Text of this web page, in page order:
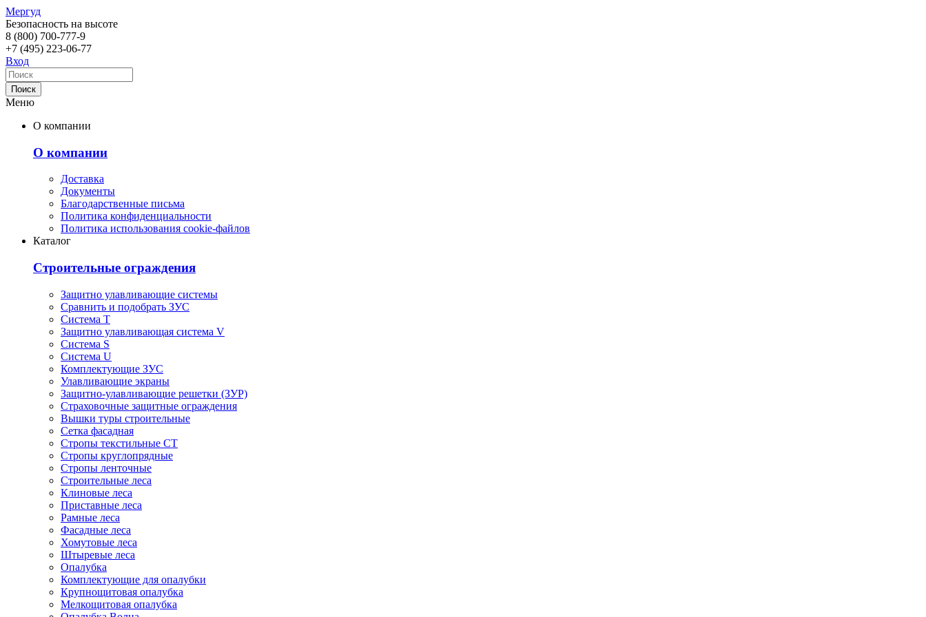
Мергуд
Безопасность на высоте
8 (800) 700-777-9
+7 (495) 223-06-77
Вход
Меню
О компании
О компании
Доставка
Документы
Благодарственные письма
Политика конфиденциальности
Политика использования cookie-файлов
Каталог
Строительные ограждения
Защитно улавливающие системы
Сравнить и подобрать ЗУС
Система Т
Защитно улавливающая система V
Система S
Система U
Комплектующие ЗУС
Улавливающие экраны
Защитно-улавливающие решетки (ЗУР)
Страховочные защитные ограждения
Вышки туры строительные
Сетка фасадная
Стропы текстильные СТ
Cтропы круглопрядные
Cтропы ленточные
Строительные леса
Клиновые леса
Приставные леса
Рамные леса
Фасадные леса
Хомутовые леса
Штыревые леса
Опалубка
Комплектующие для опалубки
Крупнощитовая опалубка
Мелкощитовая опалубка